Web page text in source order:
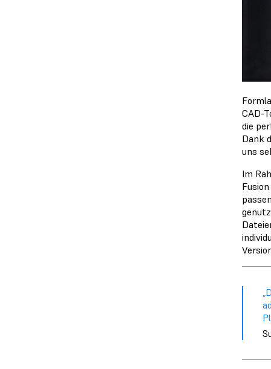
CAD-
die
Dank
uns
Im